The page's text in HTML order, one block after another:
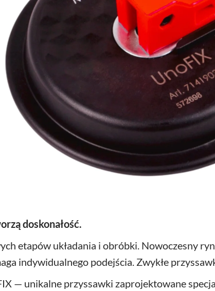
doskonałość.
etapów układania i obróbki. Nowoczesny
indywidualnego podejścia. Zwykłe
— unikalne przyssawki zaprojektowane